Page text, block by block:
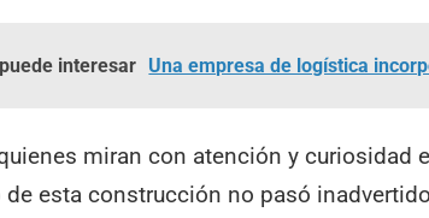
interesar Una empresa de logística
miran con atención y curiosidad
esta construcción no pasó